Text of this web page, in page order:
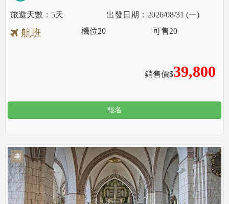
5天 2026/08/31 (一)
航班
銷售價$39,800
機位20 可售20
報名
團